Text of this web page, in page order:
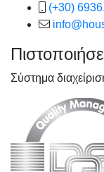
(+30)
Σύστημα